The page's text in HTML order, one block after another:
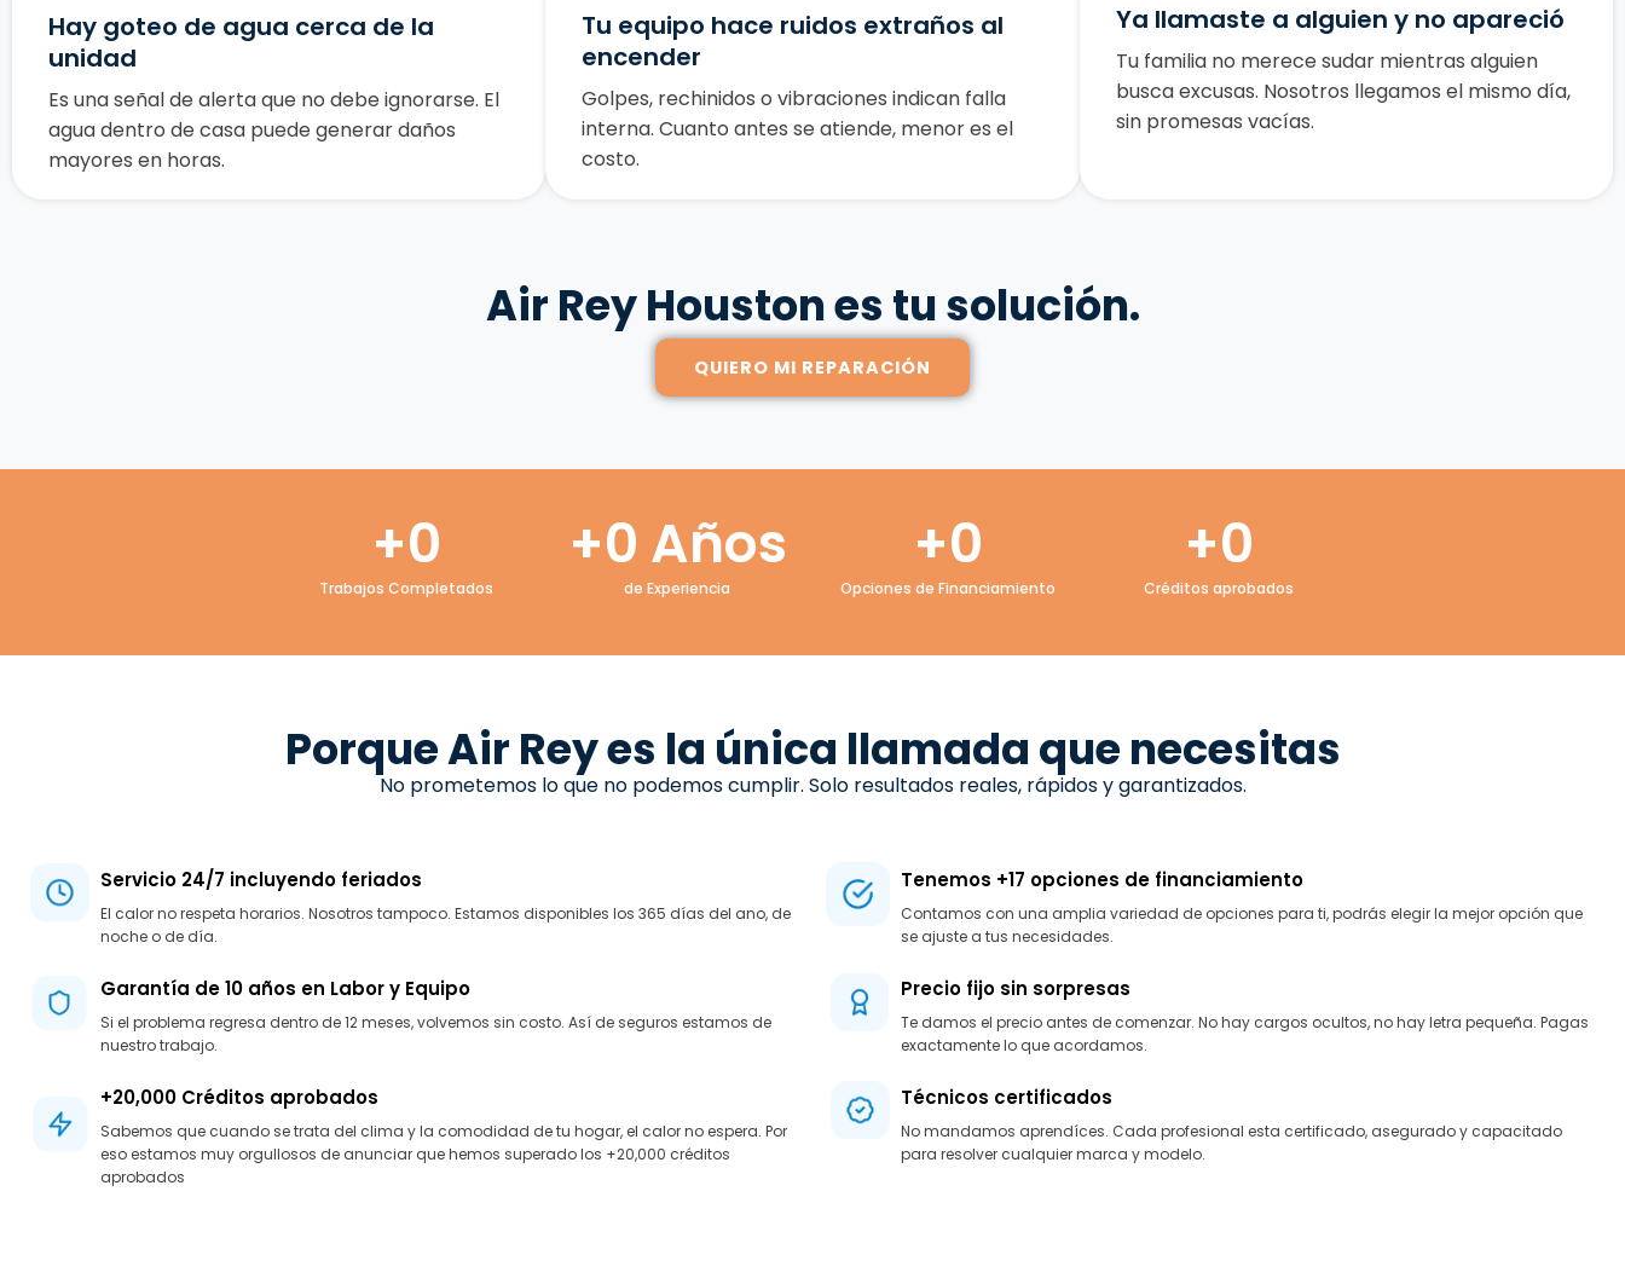
Hay goteo de agua cerca de la
unidad
Es una señal de alerta que no debe ignorarse. El
agua dentro de casa puede generar daños
mayores en horas.
Tu equipo hace ruidos extraños al
encender
Golpes, rechinidos o vibraciones indican falla
interna. Cuanto antes se atiende, menor es el
costo.
Ya llamaste a alguien y no apareció
Tu familia no merece sudar mientras alguien
busca excusas. Nosotros llegamos el mismo día,
sin promesas vacías.
Air Rey Houston es tu solución.
QUIERO MI REPARACIÓN
Trabajos Completados
+0
de Experiencia
+0 Años
Opciones de Financiamiento
+0
Créditos aprobados
+0
Porque Air Rey es la única llamada que necesitas
No prometemos lo que no podemos cumplir. Solo resultados reales, rápidos y garantizados.
Servicio 24/7 incluyendo feriados
El calor no respeta horarios. Nosotros tampoco. Estamos disponibles los 365 días del ano, de
noche o de día.
Garantía de 10 años en Labor y Equipo
Si el problema regresa dentro de 12 meses, volvemos sin costo. Así de seguros estamos de
nuestro trabajo.
+20,000 Créditos aprobados
Sabemos que cuando se trata del clima y la comodidad de tu hogar, el calor no espera. Por
eso estamos muy orgullosos de anunciar que hemos superado los +20,000 créditos
aprobados
Tenemos +17 opciones de financiamiento
Contamos con una amplia variedad de opciones para ti, podrás elegir la mejor opción que
se ajuste a tus necesidades.
Precio fijo sin sorpresas
Te damos el precio antes de comenzar. No hay cargos ocultos, no hay letra pequeña. Pagas
exactamente lo que acordamos.
Técnicos certificados
No mandamos aprendíces. Cada profesional esta certificado, asegurado y capacitado
para resolver cualquier marca y modelo.